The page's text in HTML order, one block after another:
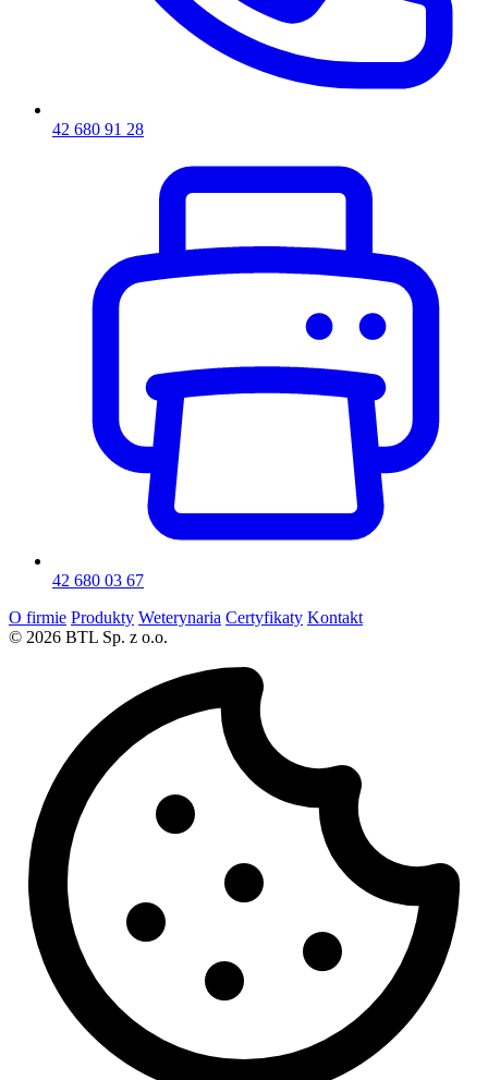
42 680 91 28
42 680 03 67
O firmie Produkty Weterynaria Certyfikaty Kontakt
© 2026 BTL Sp. z o.o.